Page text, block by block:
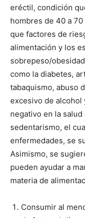
eréctil, condición
hombres de 40 a
que factores de
alimentación y los
sobrepeso/
como la diabetes,
tabaquismo, abuso
excesivo de alcohol
negativo en la
sedentarismo, el
enfermedades, se
Asimismo, se
pueden ayudar a
materia de
Consumir al